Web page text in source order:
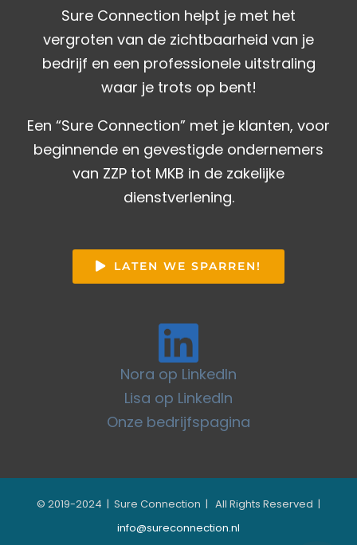
Sure Connection helpt je met het
vergroten van de zichtbaarheid van je
bedrijf en een professionele uitstraling
waar je trots op bent!
Een “Sure Connection” met je klanten, voor
beginnende en gevestigde ondernemers
van ZZP tot MKB in de zakelijke
dienstverlening.
LATEN WE SPARREN!
Nora op LinkedIn
Lisa op LinkedIn
Onze bedrijfspagina
© 2019-2024 | Sure Connection | All Rights Reserved |
info@sureconnection.nl